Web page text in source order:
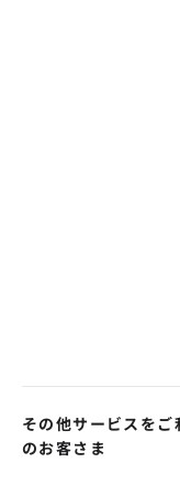
その他サービスをご
のお客さま